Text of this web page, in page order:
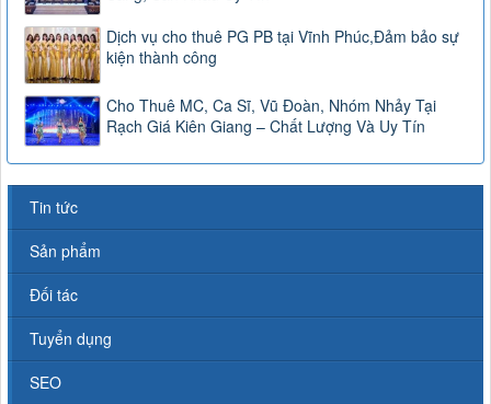
Dịch vụ cho thuê PG PB tại Vĩnh Phúc,Đảm bảo sự
kiện thành công
Cho Thuê MC, Ca Sĩ, Vũ Đoàn, Nhóm Nhảy Tại
Rạch Giá Kiên Giang – Chất Lượng Và Uy Tín
Tin tức
Sản phẩm
Đối tác
Tuyển dụng
SEO